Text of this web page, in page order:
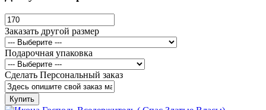
Заказать другой размер
Подарочная упаковка
Сделать Персональный заказ
Купить